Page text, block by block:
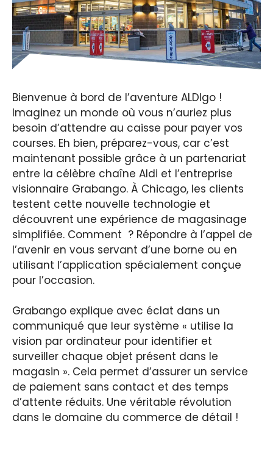
Bienvenue à bord de l’aventure ALDIgo !
Imaginez un monde où vous n’auriez plus
besoin d’attendre au caisse pour payer vos
courses. Eh bien, préparez-vous, car c’est
maintenant possible grâce à un partenariat
entre la célèbre chaîne Aldi et l’entreprise
visionnaire Grabango. À Chicago, les clients
testent cette nouvelle technologie et
découvrent une expérience de magasinage
simplifiée. Comment ? Répondre à l’appel de
l’avenir en vous servant d’une borne ou en
utilisant l’application spécialement conçue
pour l’occasion.
Grabango explique avec éclat dans un
communiqué que leur système « utilise la
vision par ordinateur pour identifier et
surveiller chaque objet présent dans le
magasin ». Cela permet d’assurer un service
de paiement sans contact et des temps
d’attente réduits. Une véritable révolution
dans le domaine du commerce de détail !